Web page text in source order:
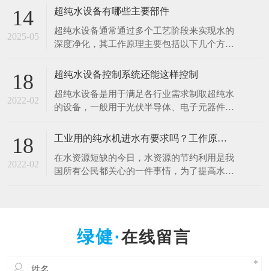
于清洗硅片、光刻、蚀刻等工艺。例如，芯片
制造中，需要使用超纯水将硅片表面的杂质清
洗干净，以确保芯片的性能和良品率。哪怕是
极其微量的杂质，都可能导致芯片电路短路或
14
2025-05
超纯水设备有哪些主要部件
超纯水设备通常通过多个工艺阶段来实现水的
深度净化，其工作原理主要包括以下几个方
等设备，通过不同粒径的石英砂、无烟煤等介
质、悬浮物等，降低水的浊度，保护后续设备
免受颗粒物质的磨损和堵塞。 2.活性炭吸附：
18
2022-02
超纯水设备控制系统还能这样控制
超纯水设备是用于满足各行业需求制取超纯水
的设备，一般用于光伏半导体、电子元器件、
制系统是十分的重要，控制着整一套超纯水设
纯水设备控制系统采用全自动PLC人机界面控
制对水处理系统进行自动监测控制，可进行自
18
2022-02
工业用的纯水机进水有要求吗？工作原理什么？
在水资源短缺的今日，水资源的节约利用是我
国所有公民都关心的一件事情，为了提高水资
备根据进水的原水质以及出水的水质要求不一
在线留言